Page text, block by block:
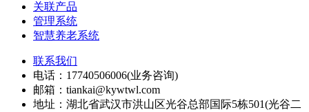
关联产品
管理系统
智慧养老系统
联系我们
电话：17740506006(业务咨询)
邮箱：tiankai@kywtwl.com
地址：湖北省武汉市洪山区光谷总部国际5栋501(光谷二